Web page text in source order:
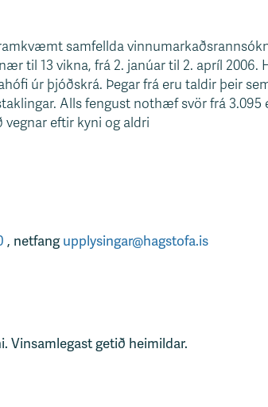
samfellda
til 13 vikna, frá 2. janúar til 2. apríl 2006.
úr þjóðskrá. Þegar frá eru taldir þeir
Alls fengust nothæf svör frá
vegnar eftir kyni og aldri
, netfangupplysingar@hagstofa.is
Vinsamlegast getið heimildar.